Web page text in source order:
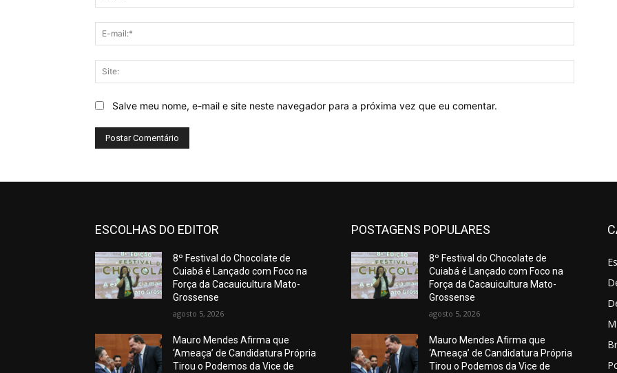
mail:*
Salve meu nome, e-mail e site neste navegador para a próxima vez que eu comentar.
ESCOLHAS DO EDITOR
8º Festival do Chocolate de
Cuiabá é Lançado com Foco na
Força da Cacauicultura Mato-
Grossense
agosto 5, 2026
Mauro Mendes Afirma que
‘Ameaça’ de Candidatura Própria
Tirou o Podemos da Vice de
POSTAGENS POPULARES
8º Festival do Chocolate de
Cuiabá é Lançado com Foco na
Força da Cacauicultura Mato-
Grossense
agosto 5, 2026
Mauro Mendes Afirma que
‘Ameaça’ de Candidatura Própria
Tirou o Podemos da Vice de